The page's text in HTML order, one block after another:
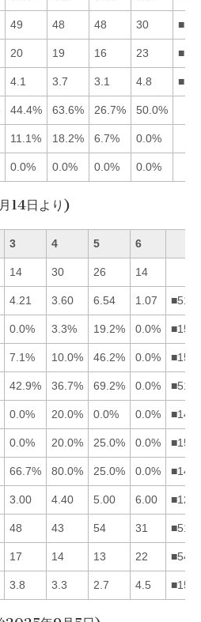
49 48 48 30
20 19 16 23
4.1 3.7 3.1 4.8
44.4% 63.6% 26.7% 50.0%
11.1% 18.2% 6.7% 0.0%
0.0% 0.0% 0.0% 0.0%
14日より)
3 4 5 6
14 30 26 14
4.21 3.60 6.54 1.07
0.0% 3.3% 19.2% 0.0%
7.1% 10.0% 46.2% 0.0%
42.9% 36.7% 69.2% 0.0%
0.0% 20.0% 0.0% 0.0%
0.0% 20.0% 25.0% 0.0%
66.7% 80.0% 25.0% 0.0%
3.00 4.40 5.00 6.00
48 43 54 31
17 14 13 22
3.8 3.3 2.7 4.5